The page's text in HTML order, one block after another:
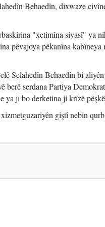
Behaedîn, dixwaze
"xetimîna siyasî" ya
pêvajoya pêkanîna kabîneya
Selahedîn Behaedîn bi
serdana Partiya
ji bo derketina ji krîzê
giştî nebin